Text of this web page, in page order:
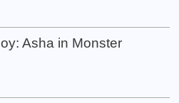
Asha in Monster